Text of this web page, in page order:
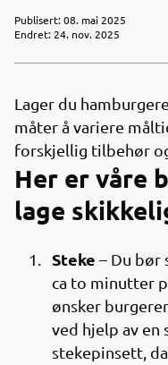
Publisert:08. mai 2025
Endret: 24. nov. 2025
Lager du
måter å variere
forskjellig tilbehør
Her er våre
lage
Steke – Du bør
ca to minutter
ønsker
ved hjelp av en
stekepinsett,